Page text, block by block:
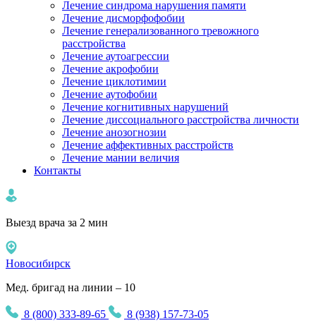
Лечение синдрома нарушения памяти
Лечение дисморфофобии
Лечение генерализованного тревожного
расстройства
Лечение аутоагрессии
Лечение акрофобии
Лечение циклотимии
Лечение аутофобии
Лечение когнитивных нарушений
Лечение диссоциального расстройства личности
Лечение анозогнозии
Лечение аффективных расстройств
Лечение мании величия
Контакты
Выезд врача за 2 мин
Новосибирск
Мед. бригад на линии – 10
8 (800) 333-89-65
8 (938) 157-73-05